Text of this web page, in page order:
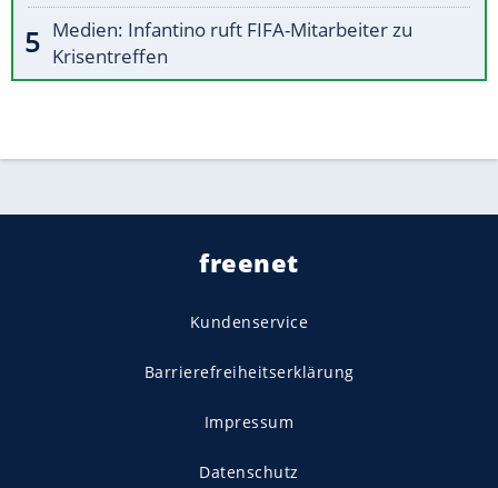
Medien: Infantino ruft FIFA-Mitarbeiter zu
Krisentreffen
freenet
Kundenservice
Barrierefreiheitserklärung
Impressum
Datenschutz